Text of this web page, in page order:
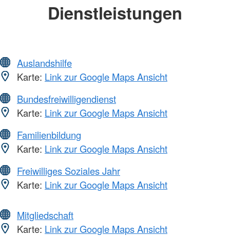
Dienstleistungen
Auslandshilfe
Karte: Link zur Google Maps Ansicht
Bundesfreiwilligendienst
Karte: Link zur Google Maps Ansicht
Familienbildung
Karte: Link zur Google Maps Ansicht
Freiwilliges Soziales Jahr
Karte: Link zur Google Maps Ansicht
Mitgliedschaft
Karte: Link zur Google Maps Ansicht